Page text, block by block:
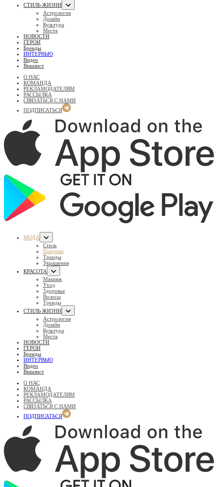
СТИЛЬ ЖИЗНИ
Астрология
Дизайн
Культура
Места
НОВОСТИ
ГЕРОИ
Бренды
ИНТЕРВЬЮ
Видео
Вишлист
О НАС
КОМАНДА
РЕКЛАМОДАТЕЛЯМ
РАССЫЛКА
СВЯЗАТЬСЯ С НАМИ
ПОДПИСАТЬСЯ
МОДА
Стиль
Покупки
Тренды
Украшения
КРАСОТА
Макияж
Уход
Здоровье
Волосы
Тренды
СТИЛЬ ЖИЗНИ
Астрология
Дизайн
Культура
Места
НОВОСТИ
ГЕРОИ
Бренды
ИНТЕРВЬЮ
Видео
Вишлист
О НАС
КОМАНДА
РЕКЛАМОДАТЕЛЯМ
РАССЫЛКА
СВЯЗАТЬСЯ С НАМИ
ПОДПИСАТЬСЯ